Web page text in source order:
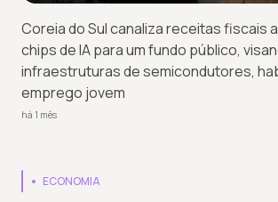
Coreia do Sul canaliza receitas fiscais
chips de IA para um fundo público,
infraestruturas de semicondutores,
emprego jovem
há 1 mês
ECONOMIA